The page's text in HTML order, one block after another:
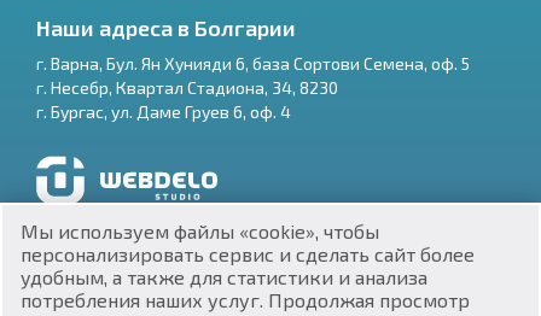
$
₽
₴
Наши адреса в Болгарии
г. Варна, Бул. Ян Хунияди 6, база Сортови Семена, оф. 5
г. Несебр, Квартал Стадиона, 34, 8230
г. Бургас, ул. Даме Груев 6, оф. 4
Разработка и SEO продвижение сайтов
Мы используем файлы «cookie», чтобы
персонализировать сервис и сделать сайт более
удобным, а также для статистики и анализа
потребления наших услуг. Продолжая просмотр